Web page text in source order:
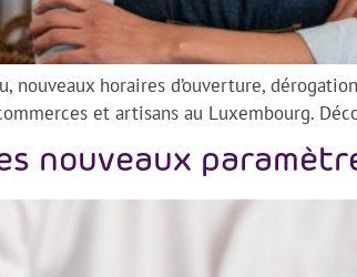
nouveaux horaires d’ouverture,
et artisans au Luxembourg.
nouveaux